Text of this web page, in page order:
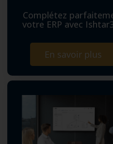
Complétez
votre ERP avec
En savoir plus